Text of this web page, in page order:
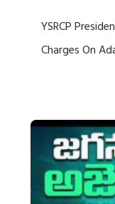
YSRCP
Charges On